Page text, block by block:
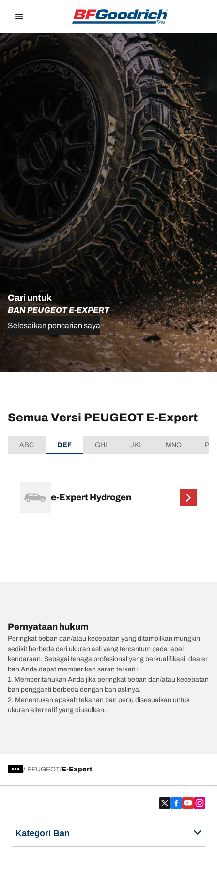
Cari untuk
BAN PEUGEOT E-EXPERT
Selesaikan pencarian saya
Semua Versi PEUGEOT E-Expert
ABC DEF GHI JKL MNO
e-Expert Hydrogen
Pernyataan hukum
Peringkat beban dan/atau kecepatan yang ditampilkan mungkin
sedikit berbeda dari ukuran asli yang tercantum pada label
kendaraan. Sebagai tenaga profesional yang berkualifikasi, dealer
ban Anda dapat memberikan saran terkait :
1. Memberitahukan Anda jika peringkat beban dan/atau kecepatan
ban pengganti berbeda dengan ban aslinya.
2. Menentukan apakah tekanan ban perlu disesuaikan untuk
ukuran alternatif yang diusulkan.
/ PEUGEOT E-Expert
Kategori Ban